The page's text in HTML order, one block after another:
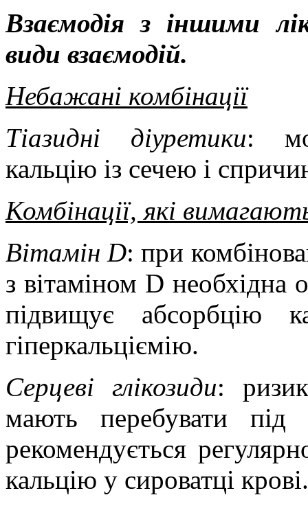
Взаємодія з іншими
види взаємодій.
Небажані комбінації
Тіазидні діуретики:
кальцію із сечею і
Комбінації, які
Вітамін D: при
з вітаміном D необхідна
підвищує абсорбцію
гіперкальціємію.
Серцеві глікозиди:
мають перебувати
рекомендується
кальцію у сироватці крові.